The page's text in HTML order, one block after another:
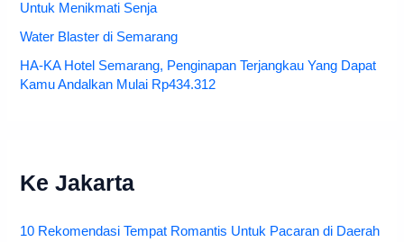
Untuk Menikmati Senja
Water Blaster di Semarang
HA-KA Hotel Semarang, Penginapan Terjangkau Yang Dapat
Kamu Andalkan Mulai Rp434.312
Ke Jakarta
10 Rekomendasi Tempat Romantis Untuk Pacaran di Daerah